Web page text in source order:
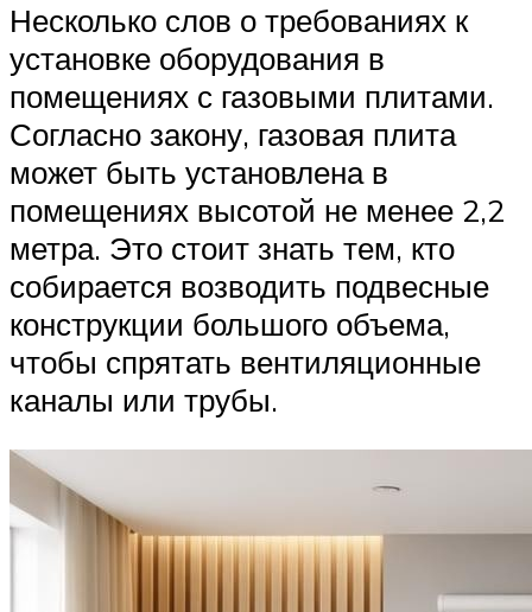
Несколько слов о требованиях к
установке оборудования в
помещениях с газовыми плитами.
Согласно закону, газовая плита
может быть установлена в
помещениях высотой не менее 2,2
метра. Это стоит знать тем, кто
собирается возводить подвесные
конструкции большого объема,
чтобы спрятать вентиляционные
каналы или трубы.